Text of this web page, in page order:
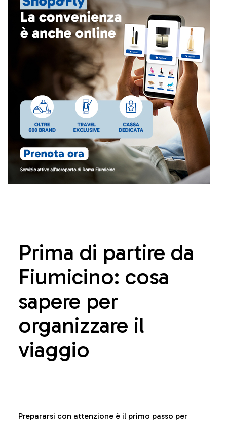
Prima di partire da
Fiumicino: cosa
sapere per
organizzare il
viaggio
Prepararsi con attenzione è il primo passo per